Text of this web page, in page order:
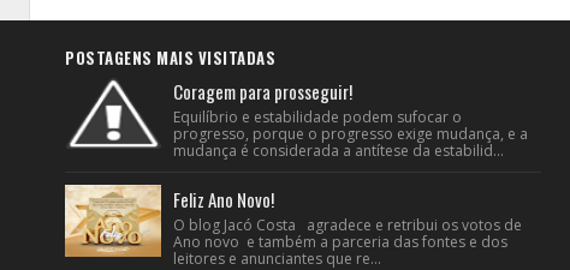
POSTAGENS MAIS VISITADAS
Coragem para prosseguir!
Equilíbrio e estabilidade podem sufocar o
progresso, porque o progresso exige mudança, e a
mudança é considerada a antítese da estabilid...
Feliz Ano Novo!
O blog Jacó Costa agradece e retribui os votos de
Ano novo e também a parceria das fontes e dos
leitores e anunciantes que re...